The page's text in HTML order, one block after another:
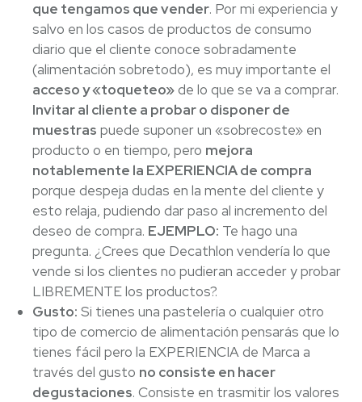
que tengamos que vender. Por mi experiencia y
salvo en los casos de productos de consumo
diario que el cliente conoce sobradamente
(alimentación sobretodo), es muy importante el
acceso y «toqueteo»de lo que se va a comprar.
Invitar al cliente a probar o disponer de
muestras puede suponer un «sobrecoste» en
producto o en tiempo, pero mejora
notablemente la EXPERIENCIA de compra
porque despeja dudas en la mente del cliente y
esto relaja, pudiendo dar paso al incremento del
deseo de compra. EJEMPLO: Te hago una
pregunta. ¿Crees que Decathlon vendería lo que
vende si los clientes no pudieran acceder y probar
LIBREMENTE los productos?.
Gusto: Si tienes una pastelería o cualquier otro
tipo de comercio de alimentación pensarás que lo
tienes fácil pero la EXPERIENCIA de Marca a
través del gusto no consiste en hacer
degustaciones. Consiste en trasmitir los valores